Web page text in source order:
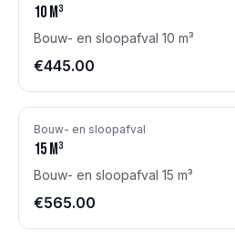
10 m³
Bouw- en sloopafval 10 m³
€445.00
Bouw- en sloopafval
15 m³
Bouw- en sloopafval 15 m³
€565.00